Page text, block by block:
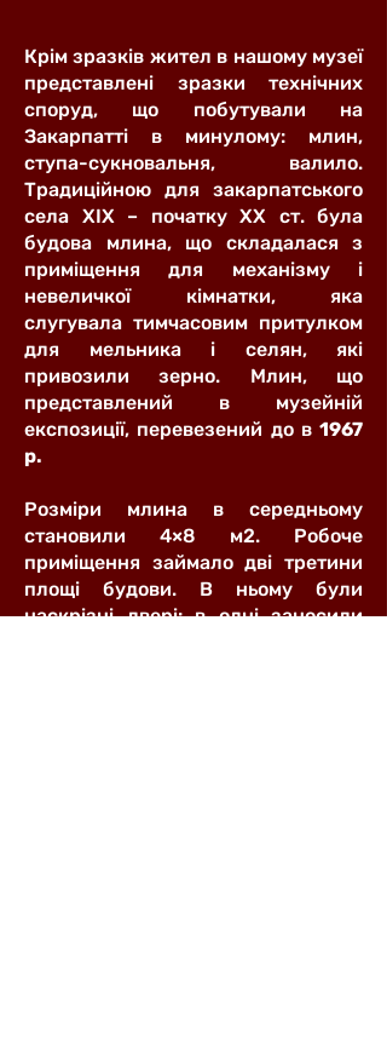
Крім зразків жител в нашому музеї
представлені зразки технічних
споруд, що побутували на
Закарпатті в минулому: млин,
ступа-сукновальня, валило.
Традиційною для закарпатського
села ХІХ – початку ХХ ст. була
будова млина, що складалася з
приміщення для механізму і
невеличкої кімнатки, яка
слугувала тимчасовим притулком
для мельника і селян, які
привозили зерно. Млин, що
представлений в музейній
експозиції, перевезений до в 1967
р.
Розміри млина в середньому
становили 4×8 м2. Робоче
приміщення займало дві третини
площі будови. В ньому були
наскрізні двері: в одні заносили